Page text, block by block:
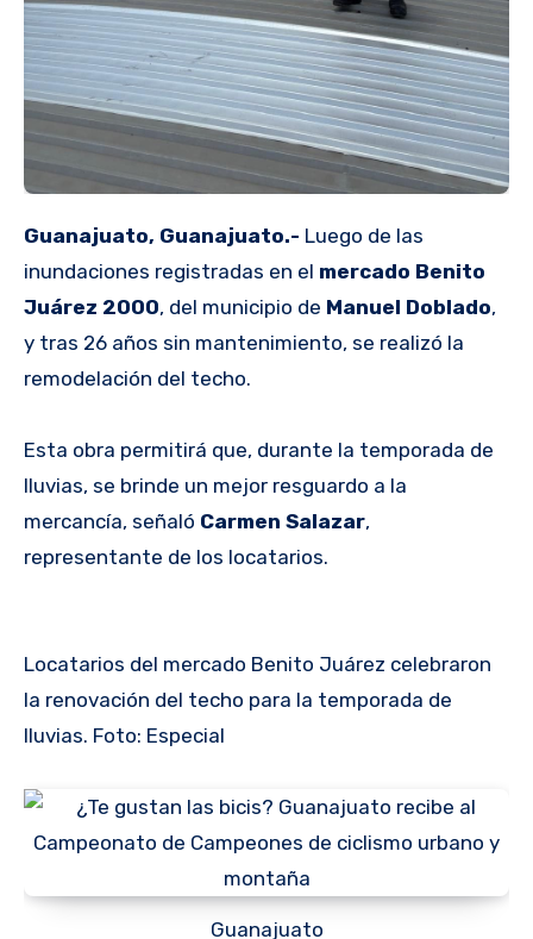
Guanajuato, Guanajuato.- Luego de las
inundaciones registradas en el mercado Benito
Juárez 2000, del municipio de Manuel Doblado,
y tras 26 años sin mantenimiento, se realizó la
remodelación del techo.
Esta obra permitirá que, durante la temporada de
lluvias, se brinde un mejor resguardo a la
mercancía, señaló Carmen Salazar,
representante de los locatarios.
Locatarios del mercado Benito Juárez celebraron
la renovación del techo para la temporada de
lluvias. Foto: Especial
Guanajuato